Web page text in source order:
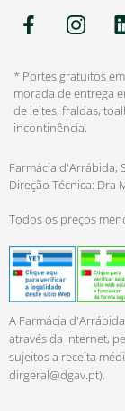
* Portes gratuitos
morada de entrega
de leites, fraldas,
incontinência.
Farmácia d'Arrábida,
Direção Técnica: Dra
Todos os preços
A Farmácia
através da Internet,
sujeitos a receita
dirgeral@dgav.pt).